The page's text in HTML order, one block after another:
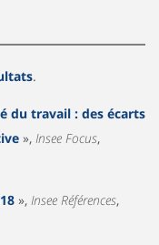
.
du travail : des écarts
», Insee Focus,
», Insee Références,